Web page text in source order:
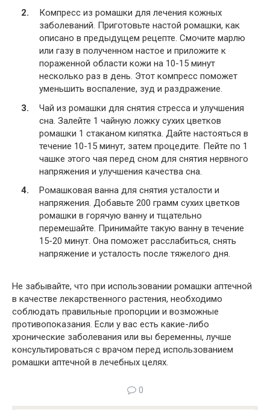
Компресс из ромашки для лечения кожных
заболеваний. Приготовьте настой ромашки, как
описано в предыдущем рецепте. Смочите марлю
или газу в полученном настое и приложите к
пораженной области кожи на 10-15 минут
несколько раз в день. Этот компресс поможет
уменьшить воспаление, зуд и раздражение.
Чай из ромашки для снятия стресса и улучшения
сна. Залейте 1 чайную ложку сухих цветков
ромашки 1 стаканом кипятка. Дайте настояться в
течение 10-15 минут, затем процедите. Пейте по 1
чашке этого чая перед сном для снятия нервного
напряжения и улучшения качества сна.
Ромашковая ванна для снятия усталости и
напряжения. Добавьте 200 грамм сухих цветков
ромашки в горячую ванну и тщательно
перемешайте. Принимайте такую ванну в течение
15-20 минут. Она поможет расслабиться, снять
напряжение и усталость после тяжелого дня.
Не забывайте, что при использовании ромашки аптечной
в качестве лекарственного растения, необходимо
соблюдать правильные пропорции и возможные
противопоказания. Если у вас есть какие-либо
хронические заболевания или вы беременны, лучше
консультироваться с врачом перед использованием
ромашки аптечной в лечебных целях.
0